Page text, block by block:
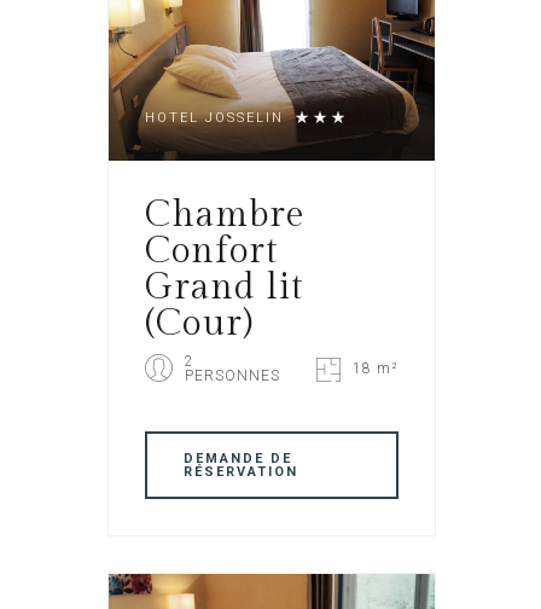
HOTEL JOSSELIN
Chambre
Confort
Grand lit
(Cour)
2
PERSONNES
18 m²
DEMANDE DE
RÉSERVATION